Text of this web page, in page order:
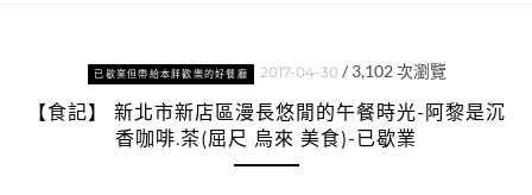
已歇業但帶給本胖歡樂的好餐廳 2017-04-30 / 3,102次瀏覽
【食記】 新北市新店區漫長悠閒的午餐時光-阿黎是沉
香咖啡.茶(屈尺 烏來 美食)-已歇業